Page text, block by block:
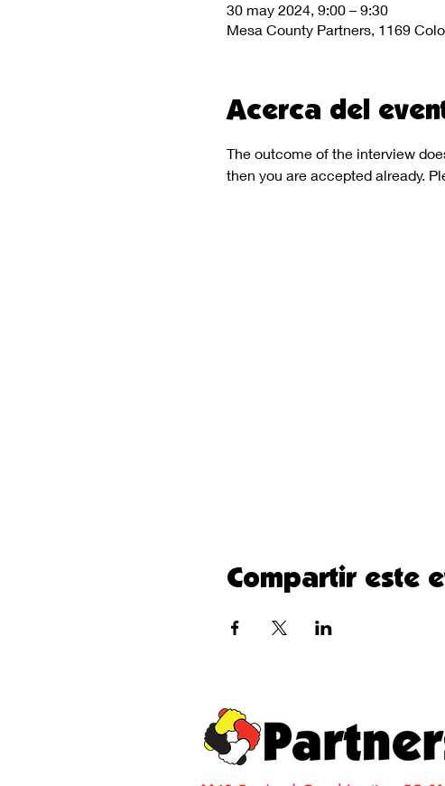
30 may 2024, 9:00 – 9:30
Mesa County Partners, 1169
Acerca del
The outcome of the interview
then you are accepted already.
Compartir este